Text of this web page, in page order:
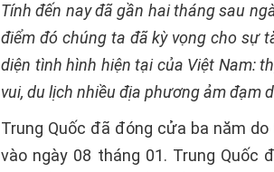
Tính đến nay đã gần hai tháng sau
điểm đó chúng ta đã kỳ vọng cho sự
diện tình hình hiện tại của Việt Nam:
vui, du lịch nhiều địa phương ảm đạm
Trung Quốc đã đóng cửa ba năm
vào ngày 08 tháng 01. Trung